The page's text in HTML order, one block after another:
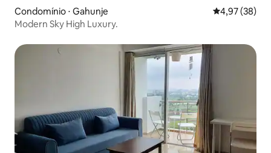
Condomínio ⋅ Gahunje 4,97 de uma
4,97 (38)
Modern Sky High Luxury.